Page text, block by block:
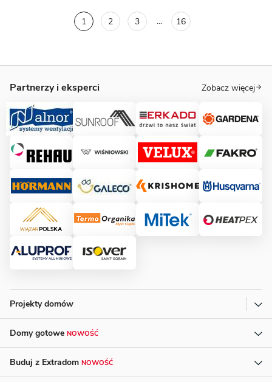
1 2 3 ... 16
Partnerzy i eksperci Zobacz więcej
Projekty domów
Domy gotowe NOWOŚĆ
Buduj z Extradom NOWOŚĆ